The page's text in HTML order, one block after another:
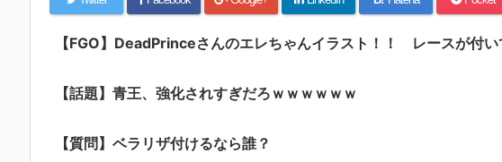
【FGO】DeadPrinceさんのエレちゃんイラスト！！ レースが付い
【話題】青王、強化されすぎだろｗｗｗｗｗｗ
【質問】ベラリザ付けるなら誰？